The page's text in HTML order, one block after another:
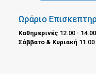
Ωράριο
Καθημερινές 12.00 -
Σάββατο & Κυριακή